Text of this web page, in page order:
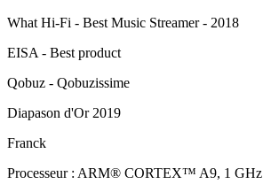
What Hi-Fi - Best Music Streamer - 2018
EISA - Best product
Qobuz - Qobuzissime
Diapason d'Or 2019
Franck
Processeur : ARM® CORTEX™ A9, 1 GHz